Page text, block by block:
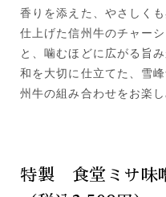
香りを添えた、やさしく
仕上げた信州牛のチャー
と、噛むほどに広がる旨
和を大切に仕立てた、雪
州牛の組み合わせをお楽し
特製 食堂ミサ味